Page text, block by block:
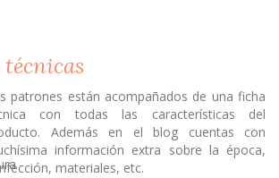
patrones están acompañados de una ficha
con todas las características del
Además en el blog cuentas con
información extra sobre la época,
materiales, etc.